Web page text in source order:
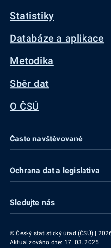
Statistiky
Databáze a aplikace
Metodika
Sběr dat
O ČSÚ
Často navštěvované
Ochrana dat a legislativa
Sledujte nás
© Český statistický úřad (ČSÚ) |
Aktualizováno dne: 17. 03. 2025